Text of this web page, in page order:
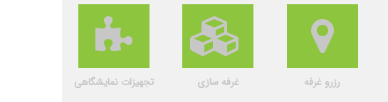
رزرو غرفه غرفه سازی تجهیزات نمایشگاهی